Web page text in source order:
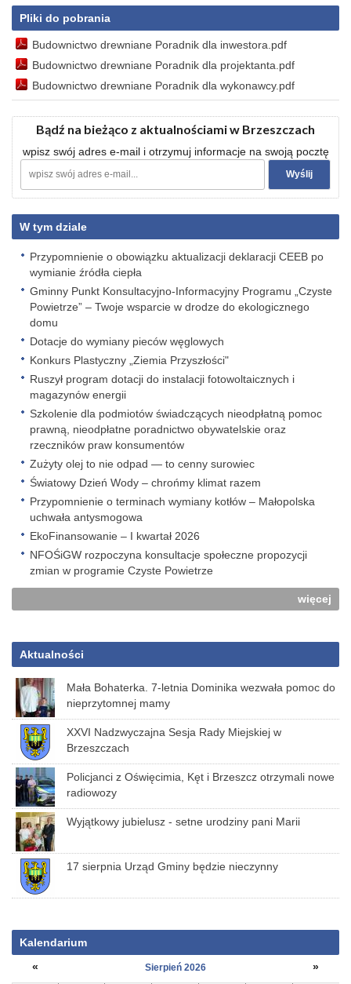
Pliki do pobrania
Budownictwo drewniane Poradnik dla inwestora.pdf
Budownictwo drewniane Poradnik dla projektanta.pdf
Budownictwo drewniane Poradnik dla wykonawcy.pdf
Bądź na bieżąco z aktualnościami w Brzeszczach
wpisz swój adres e-mail i otrzymuj informacje na swoją pocztę
W tym dziale
Przypomnienie o obowiązku aktualizacji deklaracji CEEB po
wymianie źródła ciepła
Gminny Punkt Konsultacyjno-Informacyjny Programu „Czyste
Powietrze” – Twoje wsparcie w drodze do ekologicznego
domu
Dotacje do wymiany pieców węglowych
Konkurs Plastyczny „Ziemia Przyszłości"
Ruszył program dotacji do instalacji fotowoltaicznych i
magazynów energii
Szkolenie dla podmiotów świadczących nieodpłatną pomoc
prawną, nieodpłatne poradnictwo obywatelskie oraz
rzeczników praw konsumentów
Zużyty olej to nie odpad — to cenny surowiec
Światowy Dzień Wody – chrońmy klimat razem
Przypomnienie o terminach wymiany kotłów – Małopolska
uchwała antysmogowa
EkoFinansowanie – I kwartał 2026
NFOŚiGW rozpoczyna konsultacje społeczne propozycji
zmian w programie Czyste Powietrze
więcej
Aktualności
Mała Bohaterka. 7-letnia Dominika wezwała pomoc do
nieprzytomnej mamy
XXVI Nadzwyczajna Sesja Rady Miejskiej w
Brzeszczach
Policjanci z Oświęcimia, Kęt i Brzeszcz otrzymali nowe
radiowozy
Wyjątkowy jubielusz - setne urodziny pani Marii
17 sierpnia Urząd Gminy będzie nieczynny
Kalendarium
«
Sierpień 2026
»